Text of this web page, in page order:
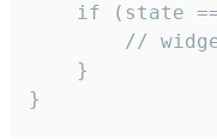
if (state
//
    }
}